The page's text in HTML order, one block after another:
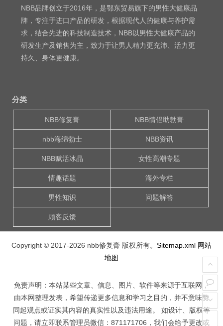
NBB品牌创立于2016年，是鄂东贸易旗下的男性大健康品
牌，专注于进口产品的研发，根据现代人的健康与养护需
求，结合先进的科技制造技术，NBB以男性大健康产品的
研发生产及销售为主，致力于让男人精力更充沛、活力更
持久、身体更健康。
分类
NBB修复膏 NBB情侣助勃膏
nbb海绵勃士 NBB资讯
NBB赋活冰晶 女性高潮专题
情趣话题 海外专栏
男性知识 问题解答
顾客反馈
Copyright © 2017-2026 nbb修复膏 版权所有。 Sitemap.xml 网站
地图
免责声明：本站某些文章、信息、图片、软件等来源于互联网，
由本网整理发表，希望传递更多信息和学习之目的，并不意味赞
同起观点或证实其内容的真实性以及违法用途。 如设计、版权等
问题，请立即联系管理员微信：871171706，我们会给予更改或